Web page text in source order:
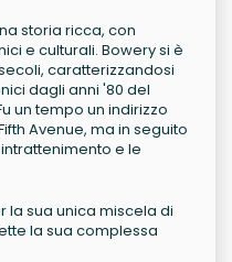
storia ricca, con
e culturali. Bowery si è
caratterizzandosi
dagli anni '80 del
un tempo un indirizzo
Avenue, ma in seguito
e le
la sua unica miscela di
la sua complessa